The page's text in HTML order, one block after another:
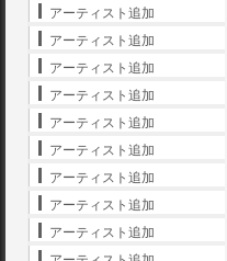
アーティスト追加
アーティスト追加
アーティスト追加
アーティスト追加
アーティスト追加
アーティスト追加
アーティスト追加
アーティスト追加
アーティスト追加